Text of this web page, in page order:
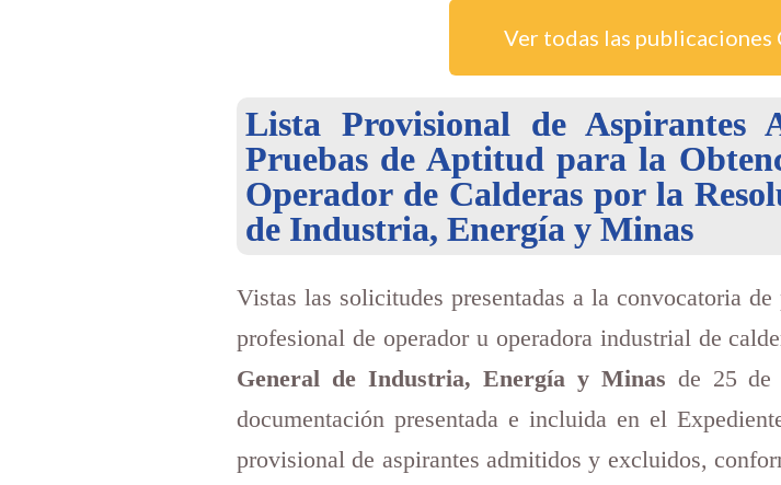
Ver todas las
Lista Provisional de Aspirantes
Pruebas de Aptitud para la
Operador de Calderas por la
de Industria, Energía y Minas
Vistas las solicitudes presentadas a la convocatoria
profesional de operador u operadora industrial de
General de Industria, Energía y Minas de 25 de
documentación presentada e incluida en el
provisional de aspirantes admitidos y excluidos,